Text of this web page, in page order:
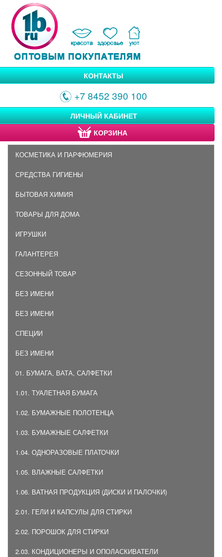
КОНТАКТЫ
+7 8452 390 100
ЛИЧНЫЙ КАБИНЕТ
КОРЗИНА
КОСМЕТИКА И ПАРФЮМЕРИЯ
СРЕДСТВА ГИГИЕНЫ
БЫТОВАЯ ХИМИЯ
ТОВАРЫ ДЛЯ ДОМА
ИГРУШКИ
ГАЛАНТЕРЕЯ
СЕЗОННЫЙ ТОВАР
БЕЗ ИМЕНИ
БЕЗ ИМЕНИ
СПЕЦИИ
БЕЗ ИМЕНИ
01. БУМАГА, ВАТА, САЛФЕТКИ
1.01. ТУАЛЕТНАЯ БУМАГА
1.02. БУМАЖНЫЕ ПОЛОТЕНЦА
1.03. БУМАЖНЫЕ САЛФЕТКИ
1.04. ОДНОРАЗОВЫЕ ПЛАТОЧКИ
1.05. ВЛАЖНЫЕ САЛФЕТКИ
1.06. ВАТНАЯ ПРОДУКЦИЯ (ДИСКИ И ПАЛОЧКИ)
2.01. ГЕЛИ И КАПСУЛЫ ДЛЯ СТИРКИ
2.02. ПОРОШОК ДЛЯ СТИРКИ
2.03. КОНДИЦИОНЕРЫ И ОПОЛАСКИВАТЕЛИ